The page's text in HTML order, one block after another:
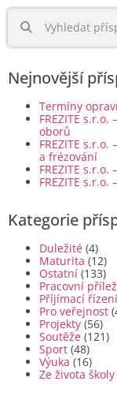
Nejnovější
Termíny
FREZITE
oborů
FREZITE
a frézování
FREZITE
FREZITE
Kategorie
Duležité (4)
Maturita (12)
Ostatní (133)
Pracovní
Příjímací řízení
Pro veřejnost
Projekty (56)
Soutěže (121)
Sport (48)
Výuka (16)
Ze života školy